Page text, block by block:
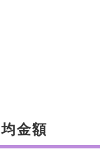
金額